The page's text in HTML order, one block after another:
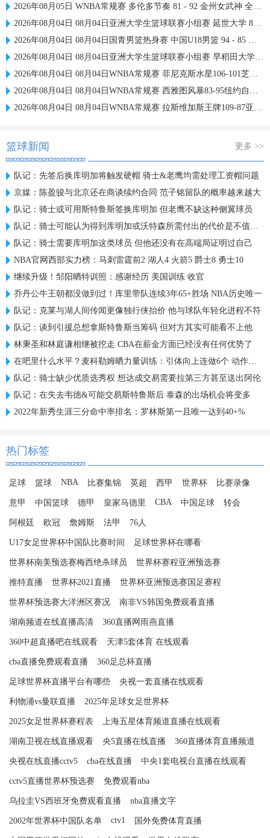
2026年08月05日 WNBA常规赛 多伦多节奏 81 - 92 金州女武神 全场集锦
2026年08月04日 08月04日亚洲大学生篮球联赛小组赛 延世大学 82 - 83 北京大学 集锦
2026年08月04日 08月04日国青男篮热身赛 中国U18男篮 94 - 85 加拿大大卫·安篮球学院 集锦
2026年08月04日 08月04日亚洲大学生篮球联赛小组赛 早稻田大学 71 - 86 清华大学 集锦
2026年08月04日 08月04日WNBA常规赛 菲尼克斯水星106-101芝加哥天空 全场集锦
2026年08月04日 08月04日WNBA常规赛 西雅图风暴83-95纽约自由人 全场集锦
2026年08月04日 08月04日WNBA常规赛 拉斯维加斯王牌109-87亚特兰大梦想 全场集锦
篮球新闻 更多 >>
队记：先签后换库明加将触发硬帽 骑士&老鹰均需处理工资帽问题
京媒：陈盈骏与北京还在商谈续约合同 范子铭留队的概率越来越大
队记：骑士或可用斯特鲁斯签换库明加 但老鹰不缺这种侧翼球员
队记：骑士可能认为得到库明加或沃特森所需付出的代价是不值得的
队记：骑士需要库明加这类球员 但他还没有在高端局证明过自己
NBA官网西部实力榜：马刺雷霆前2 湖人4 火箭5 爵士8 勇士10
继续升级！邹阳晒特训照：感谢经历 美国训练 收官
乔丹公牛王朝都没做到过！库里带队连续3年65+胜场 NBA历史唯一
队记：克莱与湖人间传闻更像独行侠抬价 他与球队年轻化进程不符
队记：谈到引援总想拿斯特鲁斯当筹码 但对方其实可能看不上他
林秉圣和林庭谦相继被挖走 CBA在薪金方面已经没有任何优势了
在吧里什么水平？麦科勒姆晒力量训练：引体向上连做6个 动作很稳
队记：骑士缺少优质选秀权 想达成交易需要拉第三方甚至送出阿伦
队记：在失去韦德&可能交易斯特鲁斯后 泰森的出场机会将变多
2022年新秀生涯三分命中率排名：罗林斯第一且唯一达到40+%
热门标签
足球 篮球 NBA 比赛集锦 英超 西甲 世界杯 比赛录像
意甲 中国篮球 德甲 皇家马德里 CBA 中国足球 转会
阿根廷 欧冠 詹姆斯 法甲 76人
U17女足世界杯中国队比赛时间 足球世界杯在哪看
世界杯南美预选赛梅西绝杀球员 世界杯赛程亚洲预选赛
推特直播 世界杯2021直播 世界杯亚洲预选赛国足赛程
世界杯预选赛大洋洲区赛况 南非VS韩国免费观看直播
湖南频道在线直播高清 360直播网雨燕直播
360中超直播吧在线观看 天津5套体育 在线观看
cba直播免费观看直播 360足总杯直播
足球世界杯直播平台有哪些 央视一套直播在线观看
利物浦vs曼联直播 2025年足球女足世界杯
2025女足世界杯赛程表 上海五星体育频道直播在线观看
湖南卫视在线直播观看 央5直播在线直播 360直播体育直播频道
央视在线直播cctv5 cba在线直播 中央1套电视台直播在线观看
cctv5直播世界杯预选赛 免费观看nba
乌拉圭VS西班牙免费观看直播 nba直播文字
2002年世界杯中国队名单 ctv1 国外免费体育直播